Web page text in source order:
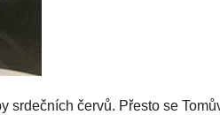
srdečních červů. Přesto se